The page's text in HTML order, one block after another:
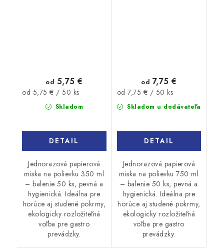
Skladom
od 5,75 €
Jednotková
od 5,75 € / 50 ks
DETAIL
Jednorazová papierová
miska na polievku 350 ml
– balenie 50 ks, pevná a
hygienická. Ideálna pre
horúce aj studené pokrmy,
ekologicky rozložiteľná
voľba pre gastro
prevádzky.
Skladom u dodávateľa
od 7,75 €
Jednotková
cena:
od 7,75 € / 50 ks
DETAIL
Jednorazová papierová
miska na polievku 750 ml
– balenie 50 ks, pevná a
hygienická. Ideálna pre
horúce aj studené pokrmy,
ekologicky rozložiteľná
voľba pre gastro
prevádzky.